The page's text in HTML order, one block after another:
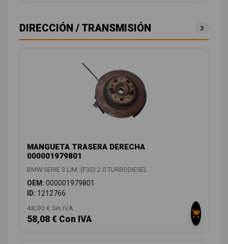
DIRECCIÓN / TRANSMISIÓN 3
MANGUETA TRASERA DERECHA
000001979801
BMW SERIE 3 LIM. (F30) 2.0 TURBODIESEL
OEM: 000001979801
ID: 1212766
48,00 € Sin IVA
58,08 € Con IVA